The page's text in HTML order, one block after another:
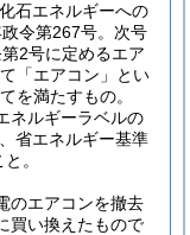
石エネルギーへの
令第267号。次号
2号に定めるエア
「エアコン」とい
を満たすもの。
ネルギーラベルの
省エネルギー基準
。
のエアコンを撤去
買い換えたもので